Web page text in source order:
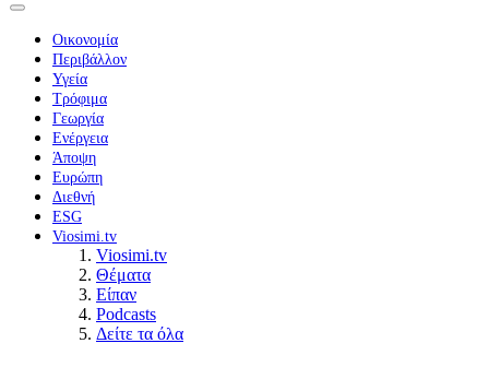
Οικονομία
Περιβάλλον
Υγεία
Τρόφιμα
Γεωργία
Ενέργεια
Άποψη
Ευρώπη
Διεθνή
ESG
Viosimi.tv
Viosimi.tv
Θέματα
Είπαν
Podcasts
Δείτε τα όλα